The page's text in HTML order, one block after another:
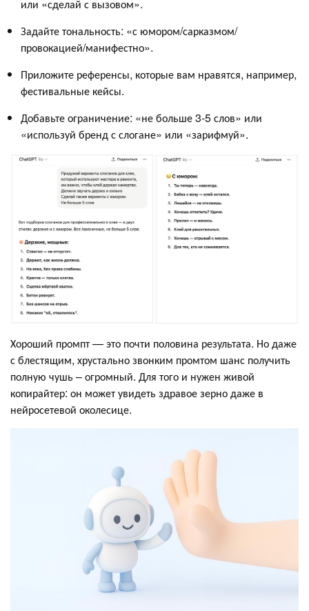
или «сделай с вызовом».
Задайте тональность: «с юмором/сарказмом/
провокацией/манифестно».
Приложите референсы, которые вам нравятся, например,
фестивальные кейсы.
Добавьте ограничение: «не больше 3-5 слов» или
«используй бренд с слогане» или «зарифмуй».
Хороший промпт — это почти половина результата. Но даже
с блестящим, хрустально звонким промтом шанс получить
полную чушь – огромный. Для того и нужен живой
копирайтер: он может увидеть здравое зерно даже в
нейросетевой околесице.